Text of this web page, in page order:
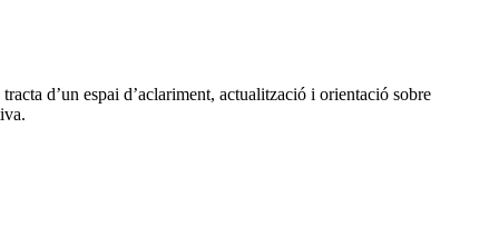
d’un espai d’aclariment, actualització i orientació sobre